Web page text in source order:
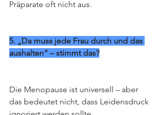
Präparate oft nicht aus.
5. „Da muss jede Frau durch und das
aushalten“ – stimmt das?
Die Menopause ist universell – aber
das bedeutet nicht, dass Leidensdruck